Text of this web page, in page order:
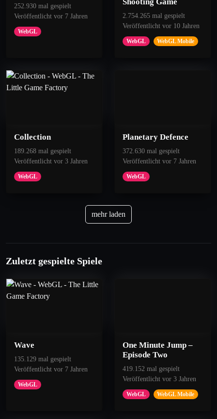
252.930 mal gespielt
Veröffentlicht vor 7 Jahren
WebGL
Shooting Game
2.754.265 mal gespielt
Veröffentlicht vor 10 Jahren
WebGL WebGL Mobile
Collection
189.268 mal gespielt
Veröffentlicht vor 3 Jahren
WebGL
Planetary Defence
372.630 mal gespielt
Veröffentlicht vor 7 Jahren
WebGL
mehr laden
Zuletzt gespielte Spiele
Wave
135.129 mal gespielt
Veröffentlicht vor 7 Jahren
WebGL
One Minute Jump –
Episode Two
419.152 mal gespielt
Veröffentlicht vor 3 Jahren
WebGL WebGL Mobile